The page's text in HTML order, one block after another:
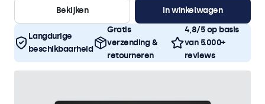
Bekijken
In winkelwagen
Langdurige
beschikbaarheid
Gratis
verzending &
retourneren
4,8/5 op basis
van 5.000+
reviews